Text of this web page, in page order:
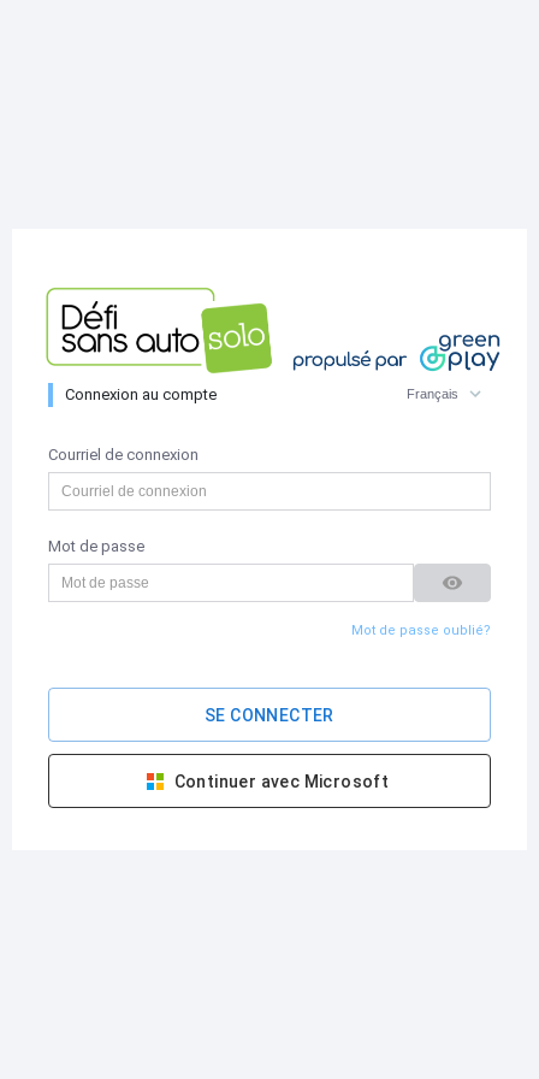
Français
Connexion au compte
Courriel de connexion
Mot de passe
Mot de passe oublié?
SE CONNECTER
Continuer avec Microsoft